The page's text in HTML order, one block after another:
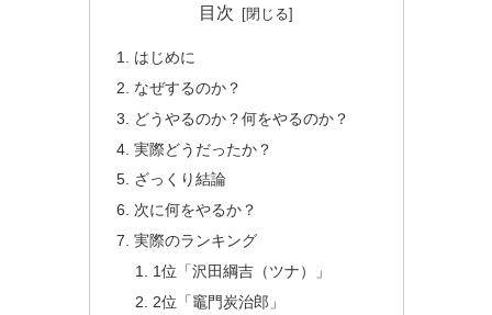
目次
はじめに
なぜするのか？
どうやるのか？何をやるのか？
実際どうだったか？
ざっくり結論
次に何をやるか？
実際のランキング
1位「沢田綱吉（ツナ）」
2位「竈門炭治郎」